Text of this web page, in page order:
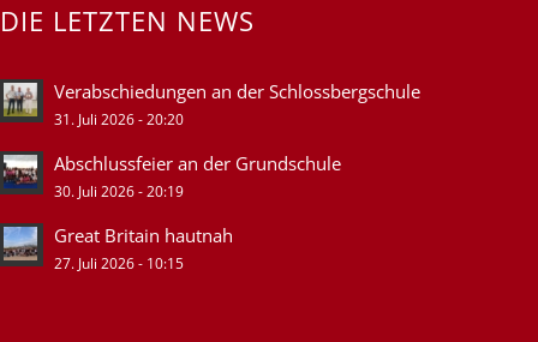
DIE LETZTEN NEWS
Verabschiedungen an der Schlossbergschule
31. Juli 2026 - 20:20
Abschlussfeier an der Grundschule
30. Juli 2026 - 20:19
Great Britain hautnah
27. Juli 2026 - 10:15